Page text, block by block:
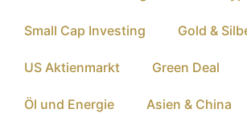
Small Cap Investing Gold &
US Aktienmarkt Green Deal
Öl und Energie Asien & China